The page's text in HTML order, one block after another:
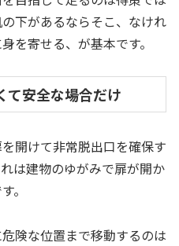
下があるならそこ、なけれ
を寄せる、が基本です。
て安全な場合だけ
開けて非常脱出口を確保す
は建物のゆがみで扉が開か
。
険な位置まで移動するのは